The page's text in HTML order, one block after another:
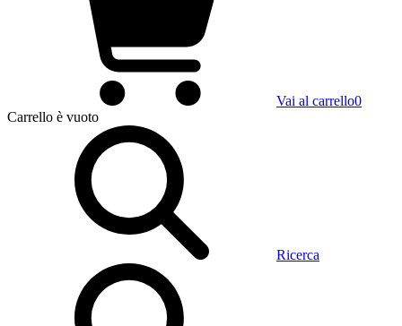
Vai al carrello0
Carrello è vuoto
Ricerca